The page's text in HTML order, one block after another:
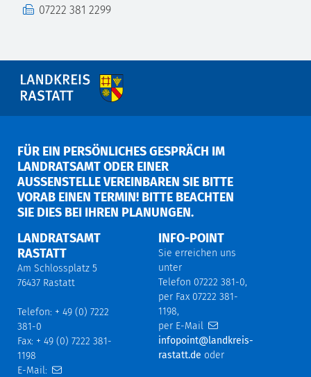
Fax 07222 381 2299
FÜR EIN PERSÖNLICHES GESPRÄCH IM
LANDRATSAMT ODER EINER
AUSSENSTELLE VEREINBAREN SIE BITTE V
ORAB EINEN TERMIN! BITTE BEACHTEN S
IE DIES BEI IHREN PLANUNGEN.
LANDRATSAMT
RASTATT
Am Schlossplatz 5
76437 Rastatt
Telefon: + 49 (0) 7222
381-0
Fax: + 49 (0) 7222 381-
1198
E-Mail:
INFO-POINT
Sie erreichen uns
unter
Telefon 07222 381-0,
per Fax 07222 381-
1198,
per E-Mail
infopoint@landkreis-
rastatt.de oder